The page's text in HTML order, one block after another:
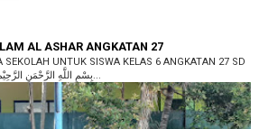
AL ASHAR ANGKATAN 27
SEKOLAH UNTUK SISWA KELAS 6 ANGKATAN 27 SD
ISLAM AL ASHAR بِسْمِ اللَّهِ الرَّحْمَنِ الرَّحِيْم السلام عل...